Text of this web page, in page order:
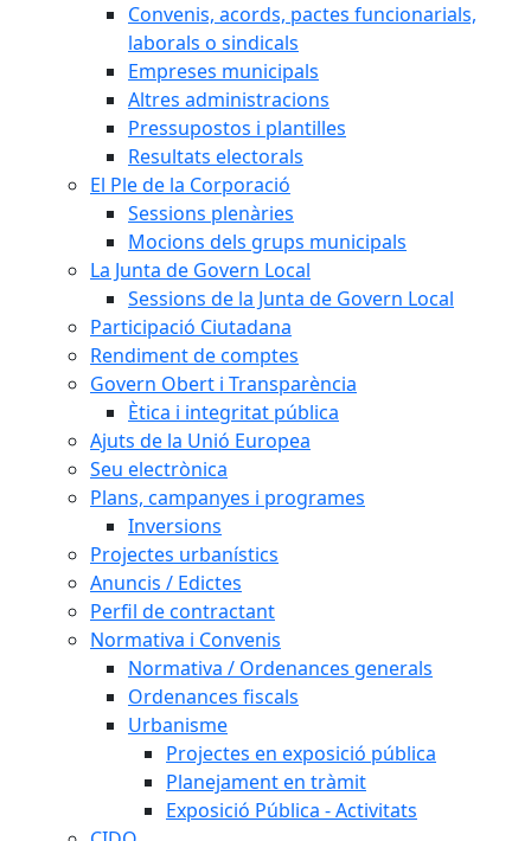
Convenis, acords, pactes funcionarials,
laborals o sindicals
Empreses municipals
Altres administracions
Pressupostos i plantilles
Resultats electorals
El Ple de la Corporació
Sessions plenàries
Mocions dels grups municipals
La Junta de Govern Local
Sessions de la Junta de Govern Local
Participació Ciutadana
Rendiment de comptes
Govern Obert i Transparència
Ètica i integritat pública
Ajuts de la Unió Europea
Seu electrònica
Plans, campanyes i programes
Inversions
Projectes urbanístics
Anuncis / Edictes
Perfil de contractant
Normativa i Convenis
Normativa / Ordenances generals
Ordenances fiscals
Urbanisme
Projectes en exposició pública
Planejament en tràmit
Exposició Pública - Activitats